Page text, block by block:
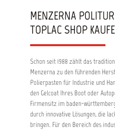
MENZERNA
TOPLAC SHOP
Schon seit 1988 zählt das
Menzerna zu den führenden
Polierpasten für Industrie und
den Gelcoat Ihres Boot oder
Firmensitz im baden-
durch innovative Lösungen, die
bringen. Für den Bereich des